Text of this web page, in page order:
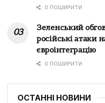
0 ПОШИРИТИ
Зеленський
російські атаки
євроінтеграцію
0 ПОШИРИТИ
ОСТАННІ НОВИНИ